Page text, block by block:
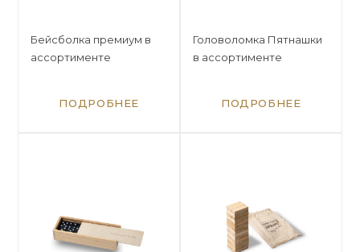
Бейсболка премиум в
ассортименте
ПОДРОБНЕЕ
Головоломка Пятнашки
в ассортименте
ПОДРОБНЕЕ